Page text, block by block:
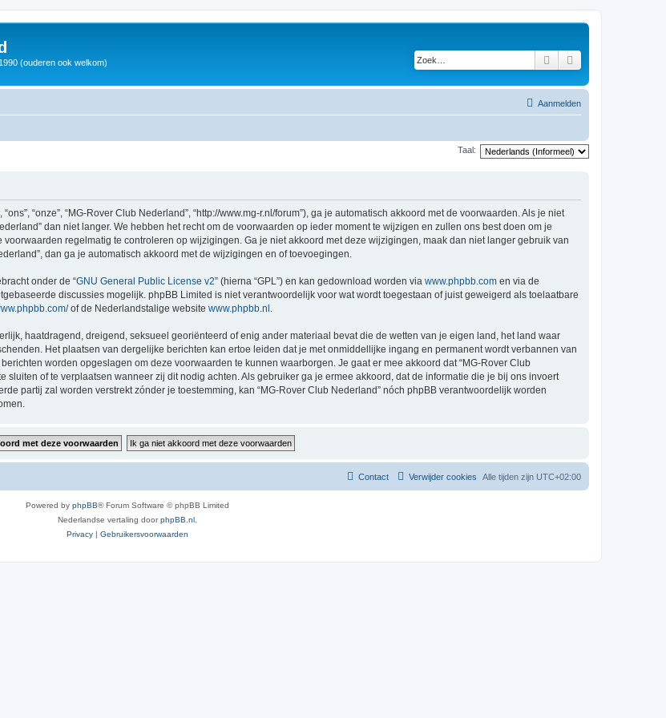
(ouderen ook welkom) Zoek
Aanmelden
Taal:
“onze”, “MG-Rover Club Nederland”, “http://www.mg-r.nl/forum”), ga je automatisch akkoord met de voorwaarden. Als je niet
dan niet langer. We hebben het recht om de voorwaarden op ieder moment te wijzigen en zullen ons best doen om je
regelmatig te controleren op wijzigingen. Ga je niet akkoord met deze wijzigingen, maak dan niet langer gebruik van
dan ga je automatisch akkoord met de wijzigingen en of toevoegingen.
onder de “GNU General Public License v2” (hierna “GPL”) en kan gedownload worden via www.phpbb.com en via de
discussies mogelijk. phpBB Limited is niet verantwoordelijk voor wat wordt toegestaan of juist geweigerd als toelaatbare
of de Nederlandstalige website www.phpbb.nl .
haatdragend, dreigend, seksueel georiënteerd of enig ander materiaal bevat die de wetten van je eigen land, het land waar
Het plaatsen van dergelijke berichten kan ertoe leiden dat je met onmiddellijke ingang en permanent wordt verbannen van
worden opgeslagen om deze voorwaarden te kunnen waarborgen. Je gaat er mee akkoord dat “MG-Rover Club
sluiten of te verplaatsen wanneer zij dit nodig achten. Als gebruiker ga je ermee akkoord, dat de informatie die je bij ons invoert
partij zal worden verstrekt zónder je toestemming, kan “MG-Rover Club Nederland” nóch phpBB verantwoordelijk worden
Alle tijden zijn UTC+02:00
Verwijder cookies
Contact
Powered by phpBB® Forum Software © phpBB Limited
Nederlandse vertaling doorphpBB.nl
Privacy | Gebruikersvoorwaarden